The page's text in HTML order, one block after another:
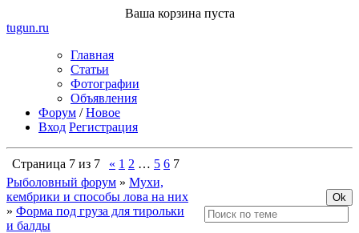
Ваша корзина пуста
tugun.ru
Главная
Статьи
Фотографии
Объявления
Форум /Новое
Вход Регистрация
Страница 7 из 7 « 1 2 … 5 6 7
Рыболовный форум » Мухи,
кембрики и способы лова на них
» Форма под груза для тирольки
и балды